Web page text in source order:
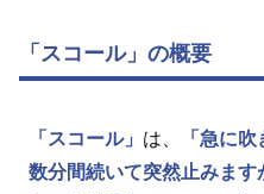
「スコール」の概要
「スコール」 は、
「急に
数分間続いて突然止みま